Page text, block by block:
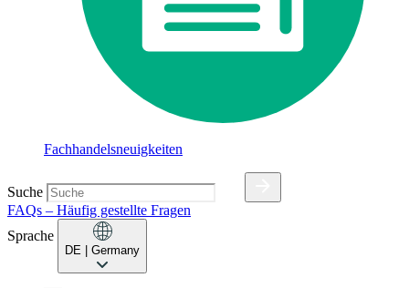
Fachhandelsneuigkeiten
Suche
FAQs – Häufig gestellte Fragen
Sprache
DE | Germany